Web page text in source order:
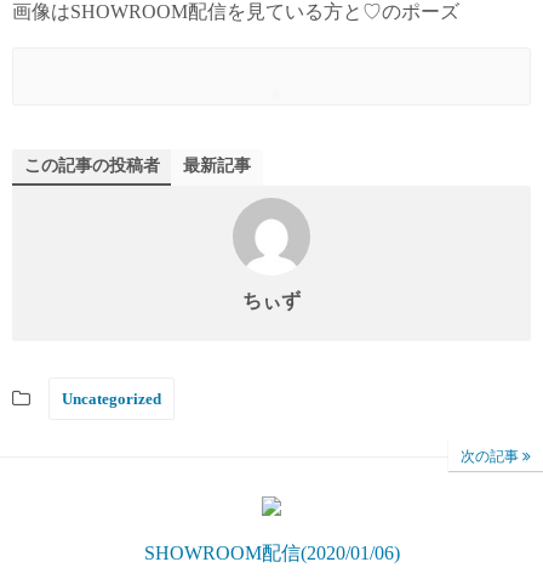
画像はSHOWROOM配信を見ている方と♡のポーズ
この記事の投稿者 最新記事
ちぃず
Uncategorized
次の記事
SHOWROOM配信(2020/01/06)